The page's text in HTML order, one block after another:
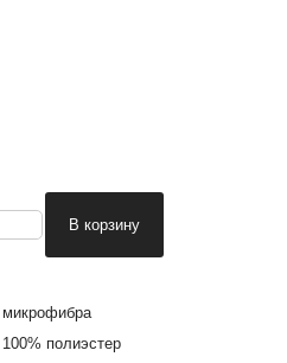
микрофибра
100% полиэстер